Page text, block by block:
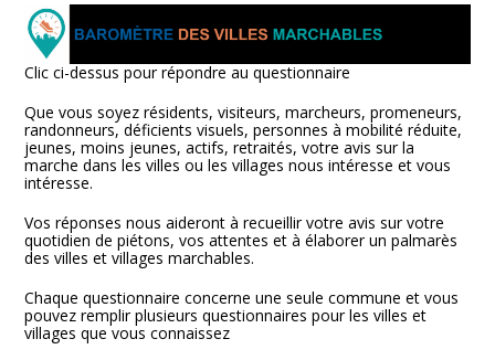
Clic ci-dessus pour répondre au questionnaire
Que vous soyez résidents, visiteurs, marcheurs, promeneurs,
randonneurs, déficients visuels, personnes à mobilité réduite,
jeunes, moins jeunes, actifs, retraités, votre avis sur la
marche dans les villes ou les villages nous intéresse et vous
intéresse.
Vos réponses nous aideront à recueillir votre avis sur votre
quotidien de piétons, vos attentes et à élaborer un palmarès
des villes et villages marchables.
Chaque questionnaire concerne une seule commune et vous
pouvez remplir plusieurs questionnaires pour les villes et
villages que vous connaissez